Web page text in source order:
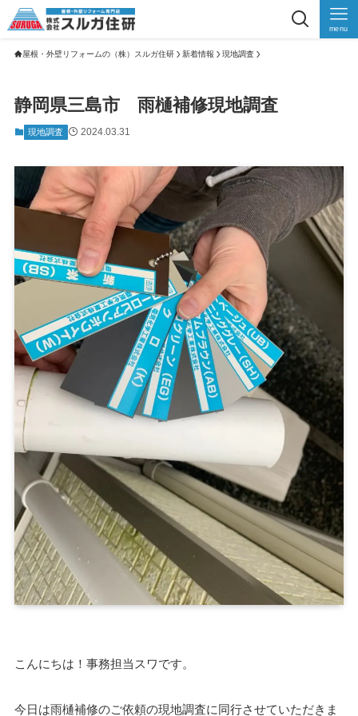
menu
屋根・外壁リフォームの（株）スルガ住研 新着情報 現地調査
静岡県三島市 雨樋補修現地調査
現地調査 2024.03.31
こんにちは！事務担当スワです。
今日は雨樋補修のご依頼の現地調査に同行させていただきま